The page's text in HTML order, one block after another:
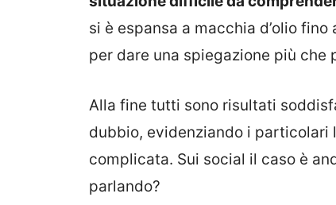
si è espansa a macchia d’olio
per dare una spiegazione più che
Alla fine tutti sono risultati
dubbio, evidenziando i particolari
complicata. Sui social il caso è
parlando?